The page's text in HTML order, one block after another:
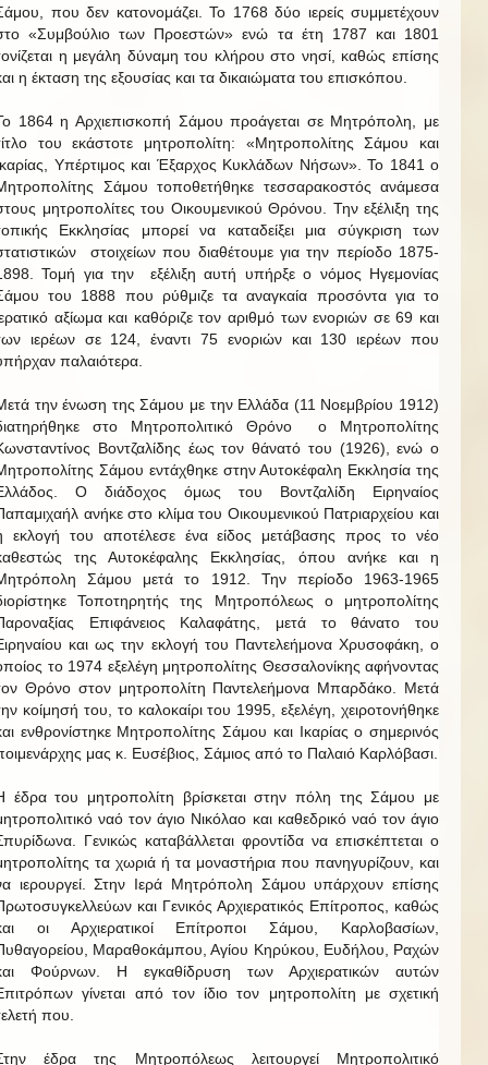
που δεν κατονομάζει. Το 1768 δύο ιερείς συμμετέχουν
«Συμβούλιο των Προεστών» ενώ τα έτη 1787 και 1801
η μεγάλη δύναμη του κλήρου στο νησί, καθώς επίσης
η έκταση της εξουσίας και τα δικαιώματα του επισκόπου.
1864 η Αρχιεπισκοπή Σάμου προάγεται σε Μητρόπολη, με
του εκάστοτε μητροπολίτη: «Μητροπολίτης Σάμου και
Υπέρτιμος και Έξαρχος Κυκλάδων Νήσων». Το 1841 ο
Σάμου τοποθετήθηκε τεσσαρακοστός ανάμεσα
μητροπολίτες του Οικουμενικού Θρόνου. Την εξέλιξη της
Εκκλησίας μπορεί να καταδείξει μια σύγκριση των
στοιχείων που διαθέτουμε για την περίοδο 1875-
Τομή για την εξέλιξη αυτή υπήρξε ο νόμος Ηγεμονίας
του 1888 που ρύθμιζε τα αναγκαία προσόντα για το
αξίωμα και καθόριζε τον αριθμό των ενοριών σε 69 και
ιερέων σε 124, έναντι 75 ενοριών και 130 ιερέων που
παλαιότερα.
την ένωση της Σάμου με την Ελλάδα (11 Νοεμβρίου 1912)
στο Μητροπολιτικό Θρόνο ο Μητροπολίτης
Βοντζαλίδης έως τον θάνατό του (1926), ενώ ο
Σάμου εντάχθηκε στην Αυτοκέφαλη Εκκλησία της
Ο διάδοχος όμως του Βοντζαλίδη Ειρηναίος
ανήκε στο κλίμα του Οικουμενικού Πατριαρχείου και
εκλογή του αποτέλεσε ένα είδος μετάβασης προς το νέο
της Αυτοκέφαλης Εκκλησίας, όπου ανήκε και η
Σάμου μετά το 1912. Την περίοδο 1963-1965
Τοποτηρητής της Μητροπόλεως ο μητροπολίτης
Επιφάνειος Καλαφάτης, μετά το θάνατο του
και ως την εκλογή του Παντελεήμονα Χρυσοφάκη, ο
το 1974 εξελέγη μητροπολίτης Θεσσαλονίκης αφήνοντας
Θρόνο στον μητροπολίτη Παντελεήμονα Μπαρδάκο. Μετά
κοίμησή του, το καλοκαίρι του 1995, εξελέγη, χειροτονήθηκε
ενθρονίστηκε Μητροπολίτης Σάμου και Ικαρίας ο σημερινός
μας κ. Ευσέβιος, Σάμιος από το Παλαιό Καρλόβασι.
έδρα του μητροπολίτη βρίσκεται στην πόλη της Σάμου με
ναό τον άγιο Νικόλαο και καθεδρικό ναό τον άγιο
Γενικώς καταβάλλεται φροντίδα να επισκέπτεται ο
τα χωριά ή τα μοναστήρια που πανηγυρίζουν, και
ιερουργεί. Στην Ιερά Μητρόπολη Σάμου υπάρχουν επίσης
και Γενικός Αρχιερατικός Επίτροπος, καθώς
οι Αρχιερατικοί Επίτροποι Σάμου, Καρλοβασίων,
Μαραθοκάμπου, Αγίου Κηρύκου, Ευδήλου, Ραχών
Φούρνων. Η εγκαθίδρυση των Αρχιερατικών αυτών
γίνεται από τον ίδιο τον μητροπολίτη με σχετική
που.
έδρα της Μητροπόλεως λειτουργεί Μητροπολιτικό